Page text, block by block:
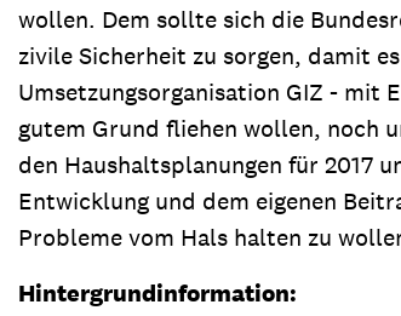
wollen. Dem sollte sich die
zivile Sicherheit zu sorgen, damit
Umsetzungsorganisation GIZ - mit
gutem Grund fliehen wollen, noch
den Haushaltsplanungen für 2017
Entwicklung und dem eigenen
Probleme vom Hals halten zu
Hintergrundinformation: